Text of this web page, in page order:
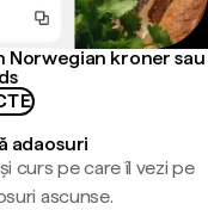
Norwegian kroner sau
adaosuri
curs pe care îl vezi pe
ascunse.